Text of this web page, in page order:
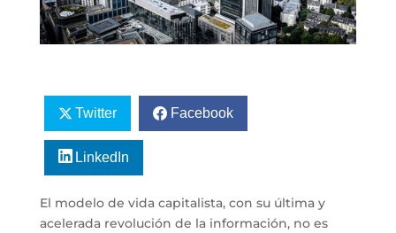
Twitter Facebook
LinkedIn
El modelo de vida capitalista, con su última y
acelerada revolución de la información, no es